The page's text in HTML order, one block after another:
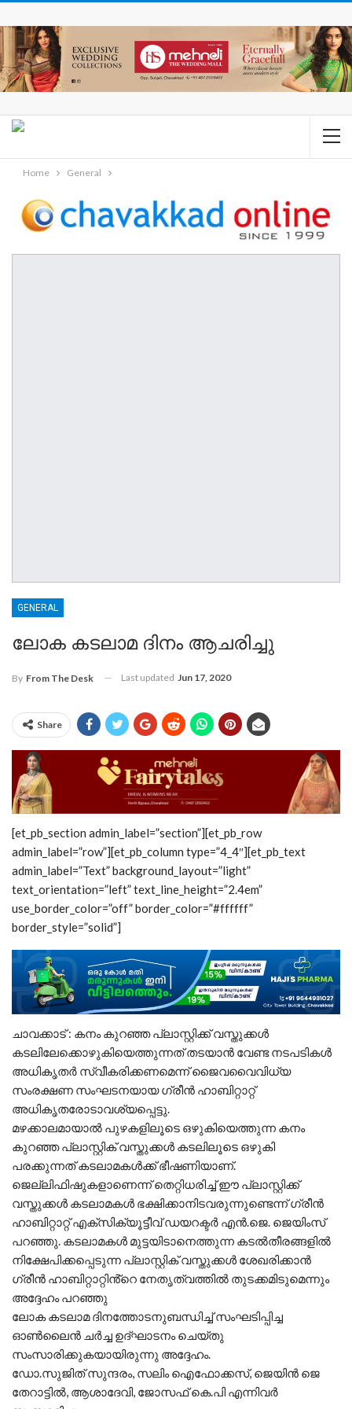
Home General
GENERAL
ലോക കടലാമ ദിനം ആചരിച്ചു
By From The Desk Last updated Jun 17, 2020
Share
[et_pb_section admin_label=”section”][et_pb_row
admin_label=”row”][et_pb_column type=”4_4″][et_pb_text
admin_label=”Text” background_layout=”light”
text_orientation=”left” text_line_height=”2.4em”
use_border_color=”off” border_color=”#ffffff”
border_style=”solid”]
ചാവക്കാട് : കനം കുറഞ്ഞ പ്ലാസ്റ്റിക്ക് വസ്തുക്കൾ
കടലിലേക്കൊഴുകിയെത്തുന്നത് തടയാൻ വേണ്ട നടപടികൾ
അധികൃതർ സ്വീകരിക്കണമെന്ന് ജൈവവൈവിധ്യ
സംരക്ഷണ സംഘടനയായ ഗ്രീൻ ഹാബിറ്റാറ്റ്
അധികൃതരോടാവശ്യപ്പെട്ടു.
മഴക്കാലമായാൽ പുഴകളിലൂടെ ഒഴുകിയെത്തുന്ന കനം
കുറഞ്ഞ പ്ലാസ്റ്റിക് വസ്തുക്കൾ കടലിലൂടെ ഒഴുകി
പരക്കുന്നത് കടലാമകൾക്ക് ഭീഷണിയാണ്.
ജെല്ലിഫിഷുകളാണെന്ന് തെറ്റിധരിച്ച് ഈ പ്ലാസ്റ്റിക്ക്
വസ്തുക്കൾ കടലാമകൾ ഭക്ഷിക്കാനിടവരുന്നുണ്ടെന്ന് ഗ്രീൻ
ഹാബിറ്റാറ്റ് എക്സിക്യൂട്ടീവ് ഡയറക്ടർ എൻ.ജെ. ജെയിംസ്
പറഞ്ഞു. കടലാമകൾ മുട്ടയിടാനെത്തുന്ന കടൽതീരങ്ങളിൽ
നിക്ഷേപിക്കപ്പെടുന്ന പ്ലാസ്റ്റിക് വസ്തുക്കൾ ശേഖരിക്കാൻ
ഗ്രീൻ ഹാബിറ്റാറ്റിൻ്റെ നേതൃത്വത്തിൽ തുടക്കമിടുമെന്നും
അദ്ദേഹം പറഞ്ഞു
ലോക കടലാമ ദിനത്തോടനുബന്ധിച്ച് സംഘടിപ്പിച്ച
ഓൺലൈൻ ചർച്ച ഉദ്ഘാടനം ചെയ്തു
സംസാരിക്കുകയായിരുന്നു അദ്ദേഹം.
ഡോ.സുജിത് സുന്ദരം, സലിം ഐഫോക്കസ്, ജെയിൻ ജെ
തേറാട്ടിൽ, ആശാദേവി, ജോസഫ് കെ.പി എന്നിവർ